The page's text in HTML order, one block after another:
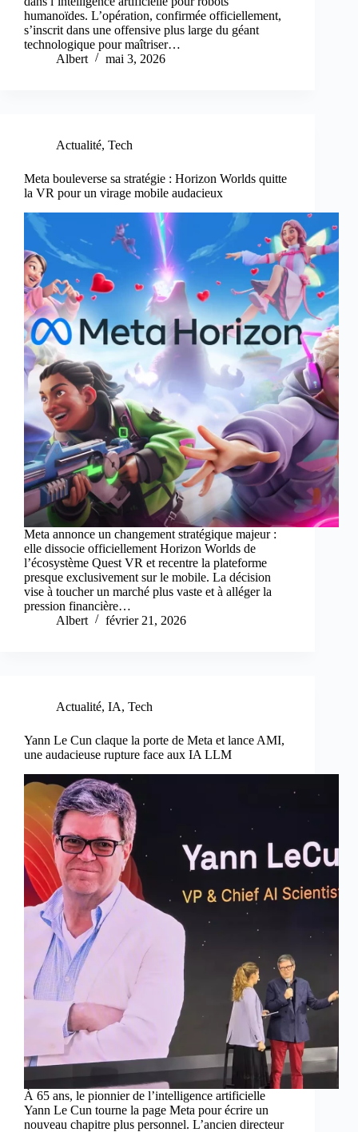
humanoïdes. L’opération, confirmée officiellement,
s’inscrit dans une offensive plus large du géant
technologique pour maîtriser…
Albert
mai 3, 2026
Actualité, Tech
Meta bouleverse sa stratégie : Horizon Worlds quitte
la VR pour un virage mobile audacieux
Meta annonce un changement stratégique majeur :
elle dissocie officiellement Horizon Worlds de
l’écosystème Quest VR et recentre la plateforme
presque exclusivement sur le mobile. La décision
vise à toucher un marché plus vaste et à alléger la
pression financière…
Albert
février 21, 2026
Actualité, IA, Tech
Yann Le Cun claque la porte de Meta et lance AMI,
une audacieuse rupture face aux IA LLM
À 65 ans, le pionnier de l’intelligence artificielle
Yann Le Cun tourne la page Meta pour écrire un
nouveau chapitre plus personnel. L’ancien directeur